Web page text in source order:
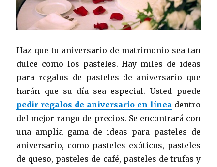
Haz que tu aniversario de matrimonio sea tan
dulce como los pasteles. Hay miles de ideas
para regalos de pasteles de aniversario que
harán que su día sea especial. Usted puede
pedir regalos de aniversario en líneadentro
del mejor rango de precios. Se encontrará con
una amplia gama de ideas para pasteles de
aniversario, como pasteles exóticos, pasteles
de queso, pasteles de café, pasteles de trufas y